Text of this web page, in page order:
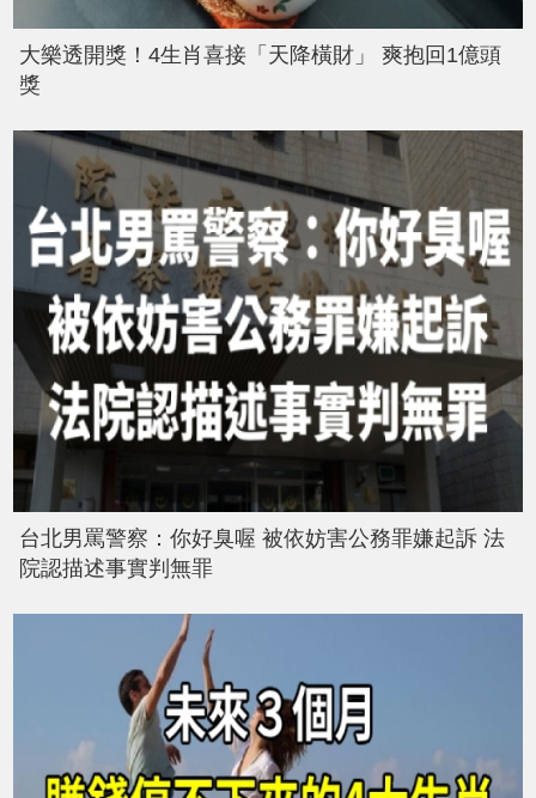
大樂透開獎！4生肖喜接「天降橫財」 爽抱回1億頭
獎
台北男罵警察：你好臭喔 被依妨害公務罪嫌起訴 法
院認描述事實判無罪